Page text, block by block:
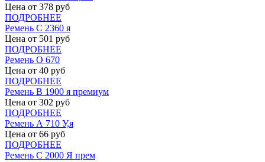
Цена от 378 руб
ПОДРОБНЕЕ
Ремень С 2360 я
Цена от 501 руб
ПОДРОБНЕЕ
Ремень О 670
Цена от 40 руб
ПОДРОБНЕЕ
Ремень В 1900 я премиум
Цена от 302 руб
ПОДРОБНЕЕ
Ремень А 710 У,я
Цена от 66 руб
ПОДРОБНЕЕ
Ремень С 2000 Я прем